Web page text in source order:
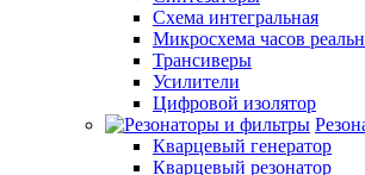
Схема интегральная
Микросхема часов
Трансиверы
Усилители
Цифровой изолятор
Кварцевый генератор
Кварцевый резонатор